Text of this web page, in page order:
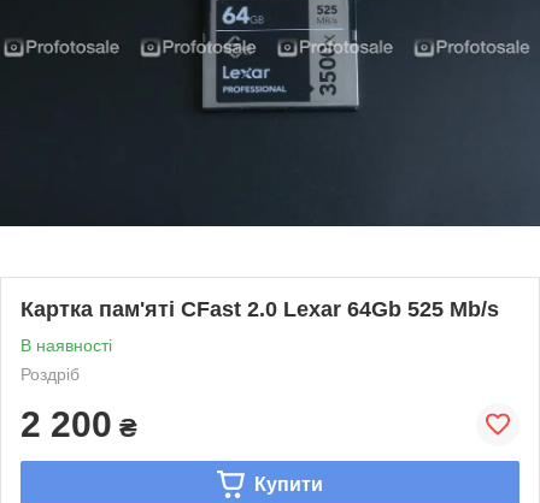
Картка пам'яті CFast 2.0 Lexar 64Gb 525 Mb/s
В наявності
Роздріб
2 200 ₴
Купити